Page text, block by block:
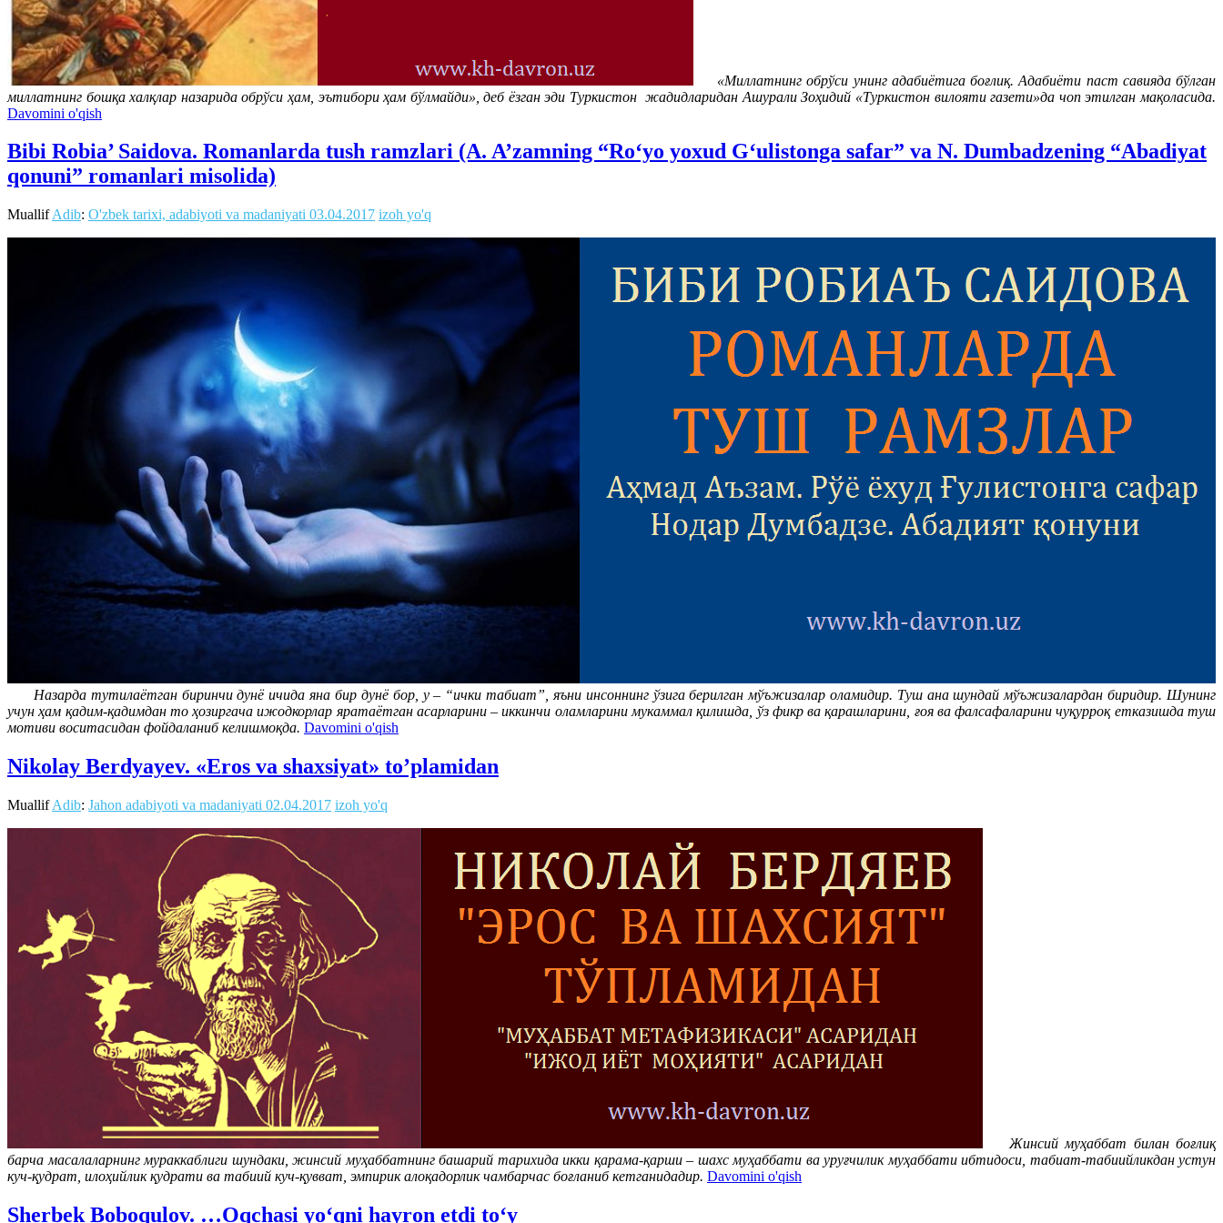
«Миллатнинг обрўси унинг адабиётига боғлиқ. Адабиёти паст савияда бўлган
миллатнинг бошқа халқлар назарида обрўси ҳам, эътибори ҳам бўлмайди», деб ёзган эди Туркистон жадидларидан Ашурали Зоҳидий «Туркистон вилояти газети»да чоп этилган мақоласида.
Davomini o'qish
Bibi Robia’ Saidova. Romanlarda tush ramzlari (A. A’zamning “Ro‘yo yoxud G‘ulistonga safar” va N. Dumbadzening “Abadiyat
qonuni” romanlari misolida)
MuallifAdib: O'zbek tarixi, adabiyoti va madaniyati 03.04.2017 izoh yo'q
Назарда тутилаётган биринчи дунё ичида яна бир дунё бор, у – “ички табиат”, яъни инсоннинг ўзига берилган мўъжизалар оламидир. Туш ана шундай мўъжизалардан биридир. Шунинг
учун ҳам қадим-қадимдан то ҳозиргача ижодкорлар яратаётган асарларини – иккинчи оламларини мукаммал қилишда, ўз фикр ва қарашларини, ғоя ва фалсафаларини чуқурроқ етказишда туш
мотиви воситасидан фойдаланиб келишмоқда. Davomini o'qish
Nikolay Berdyayev. «Eros va shaxsiyat» to’plamidan
MuallifAdib: Jahon adabiyoti va madaniyati 02.04.2017 izoh yo'q
Жинсий муҳаббат билан боғлиқ
барча масалаларнинг мураккаблиги шундаки, жинсий муҳаббатнинг башарий тарихида икки қарама-қарши – шахс муҳаббати ва уруғчилик муҳаббати ибтидоси, табиат-табиийликдан устун
куч-қудрат, илоҳийлик қудрати ва табиий куч-қувват, эмпирик алоқадорлик чамбарчас боғланиб кетганидадир. Davomini o'qish
Sherbek Boboqulov. …Oqchasi yo‘qni hayron etdi to‘y